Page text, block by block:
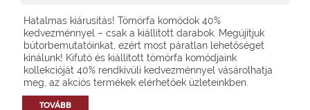
Hatalmas kiárusítás! Tömörfa komódok 40%
kedvezménnyel – csak a kiállított darabok. Megújítjuk
bútorbemutatóinkat, ezért most páratlan lehetőséget
kínálunk! Kifutó és kiállított tömörfa komódjaink
kollekcióját 40% rendkívüli kedvezménnyel vásárolhatja
meg, az akciós termékek elérhetőek üzleteinkben.
TOVÁBB